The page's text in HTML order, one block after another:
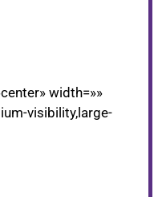
width=»»
visibility,large-